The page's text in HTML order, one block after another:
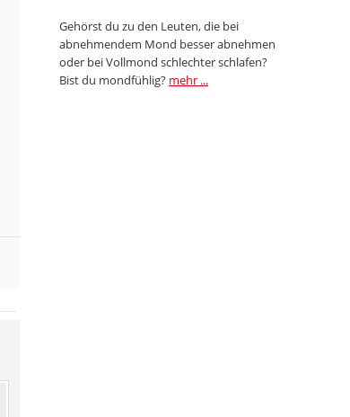
Gehörst du zu den Leuten, die bei
abnehmendem Mond besser abnehmen
oder bei Vollmond schlechter schlafen?
Bist du mondfühlig? mehr ...